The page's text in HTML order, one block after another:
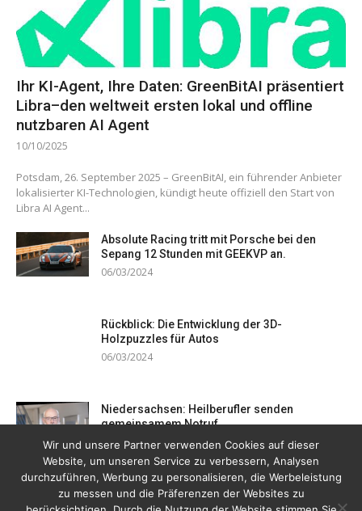
Ihr KI-Agent, Ihre Daten: GreenBitAI präsentiert
Libra–den weltweit ersten lokal und offline
nutzbaren AI Agent
10/10/2025
Potsdam, 26. September 2025 – GreenBitAI, ein führender Anbieter
lokalisierter KI-Technologien, kündigt heute offiziell den Start von
Libra AI Agent...
Absolute Racing tritt mit Porsche bei den
Sepang 12 Stunden mit GEEKVP an.
06/03/2024
Rückblick: Die Entwicklung der 3D-
Holzpuzzles für Autos
06/03/2024
Niedersachsen: Heilberufler senden
gemeinsamem Notruf
19/12/2023
Wir und unsere Partner verwenden Cookies auf dieser
Website, um unseren Service zu verbessern, Analysen
durchzuführen, Werbung zu personalisieren, die Werbeleistung
zu messen und die Präferenzen der Websites zu